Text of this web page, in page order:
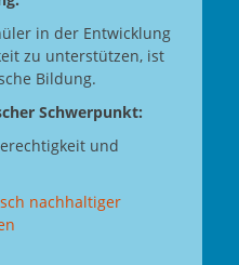
in der Entwicklung
zu unterstützen, ist
Bildung.
Schwerpunkt:
und
nachhaltiger